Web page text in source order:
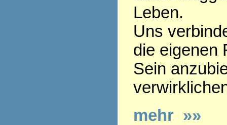
Leben.
Uns
die eigenen
Sein
mehr »»